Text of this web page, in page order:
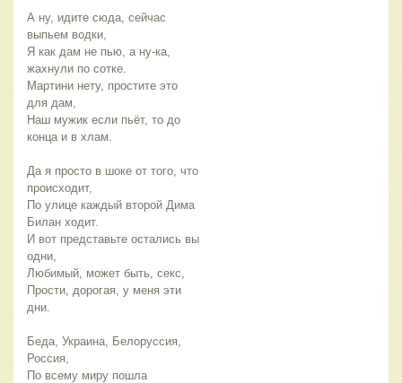
А ну, идите сюда, сейчас
выпьем водки,
Я как дам не пью, а ну-ка,
жахнули по сотке.
Мартини нету, простите это
для дам,
Наш мужик если пьёт, то до
конца и в хлам.
Да я просто в шоке от того, что
происходит,
По улице каждый второй Дима
Билан ходит.
И вот представьте остались вы
одни,
Любимый, может быть, секс,
Прости, дорогая, у меня эти
дни.
Беда, Украина, Белоруссия,
Россия,
По всему миру пошла